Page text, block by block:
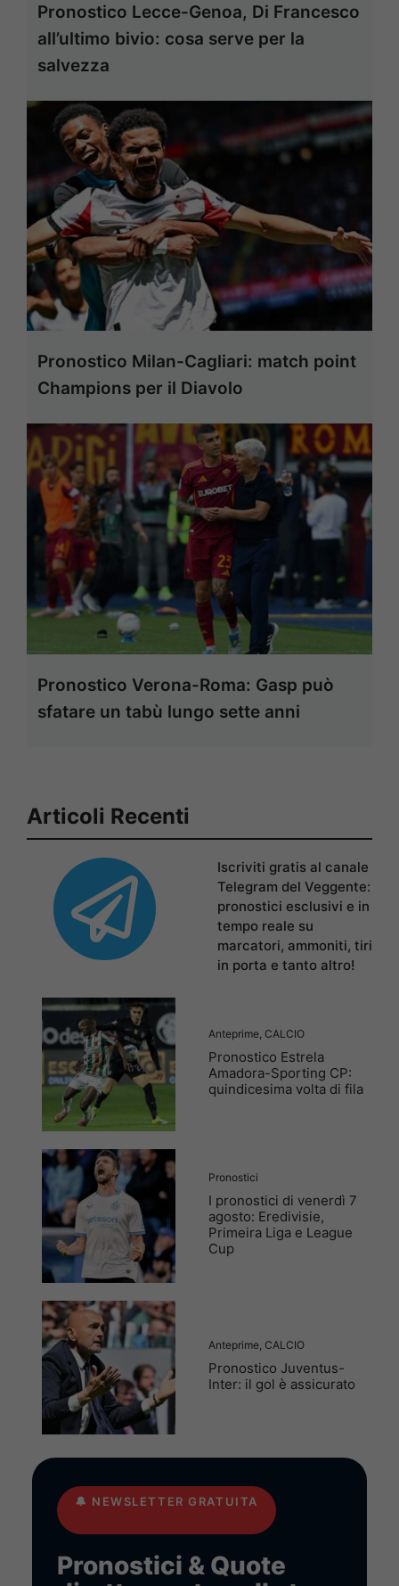
Pronostico Lecce-Genoa, Di Francesco
all’ultimo bivio: cosa serve per la
salvezza
Pronostico Milan-Cagliari: match point
Champions per il Diavolo
Pronostico Verona-Roma: Gasp può
sfatare un tabù lungo sette anni
Articoli Recenti
Iscriviti gratis al canale
Telegram del Veggente:
pronostici esclusivi e in
tempo reale su
marcatori, ammoniti, tiri
in porta e tanto altro!
Anteprime, CALCIO
Pronostico Estrela
Amadora-Sporting CP:
quindicesima volta di fila
Pronostici
I pronostici di venerdì 7
agosto: Eredivisie,
Primeira Liga e League
Cup
Anteprime, CALCIO
Pronostico Juventus-
Inter: il gol è assicurato
🔔 NEWSLETTER GRATUITA
Pronostici & Quote